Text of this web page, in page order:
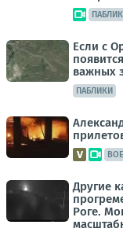
Если с
важных
ПАБЛИКИ
Другие
Роге.